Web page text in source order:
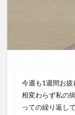
今週も1週間お疲
相変わらず私の
っての繰り返し